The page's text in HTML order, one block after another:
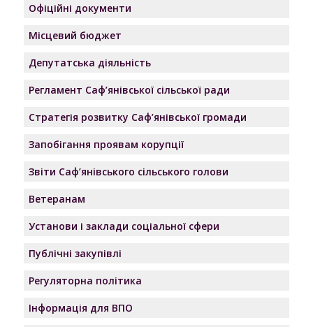
Офіційні документи
Місцевий бюджет
Депутатська діяльність
Регламент Саф’янівської сільської ради
Стратегія розвитку Саф’янівської громади
Запобігання проявам корупції
Звіти Саф’янівського сільського голови
Ветеранам
Установи і заклади соціальної сфери
Публічні закупівлі
Регуляторна політика
Інформація для ВПО